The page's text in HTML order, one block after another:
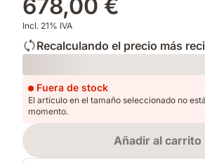
678,00 €
Incl. 21% IVA
Recalculando el precio más
Loading
Fuera de stock
El artículo en el tamaño seleccionado no
momento.
Añadir al carrito